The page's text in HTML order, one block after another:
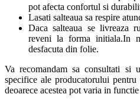
pot afecta confortul si
Lasati salteaua sa respire
Daca salteaua se livreaza
reveni la forma initiala.In
desfacuta din folie.
Va recomandam sa consultati si
specifice ale producatorului pentru
deoarece acestea pot varia in